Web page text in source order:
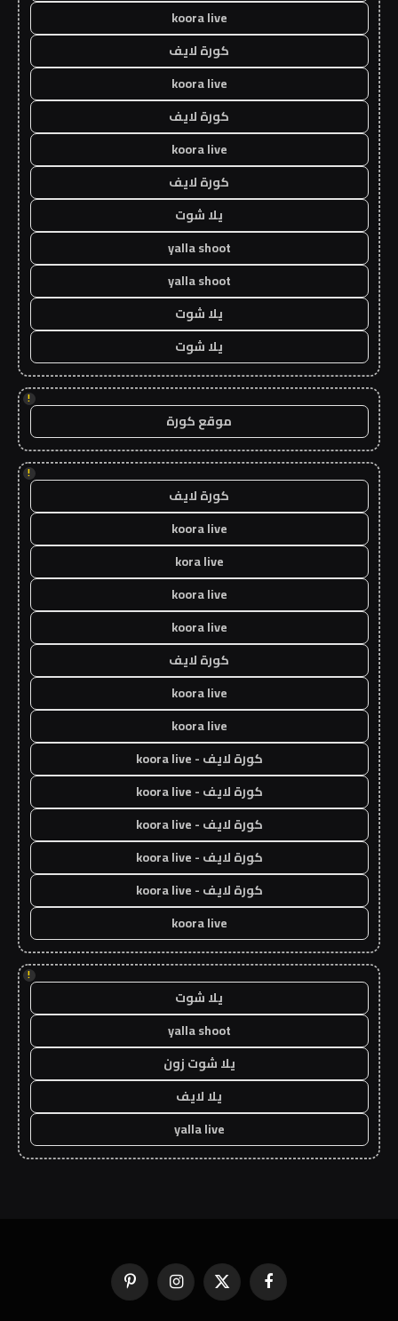
koora live
كورة لايف
koora live
كورة لايف
koora live
كورة لايف
يلا شوت
yalla shoot
yalla shoot
يلا شوت
يلا شوت
!
موقع كورة
!
كورة لايف
koora live
kora live
koora live
koora live
كورة لايف
koora live
koora live
كورة لايف - koora live
كورة لايف - koora live
كورة لايف - koora live
كورة لايف - koora live
كورة لايف - koora live
koora live
!
يلا شوت
yalla shoot
يلا شوت زون
يلا لايف
yalla live
فيسبوك X
(Twitter)
الانستغرامبينتيريست